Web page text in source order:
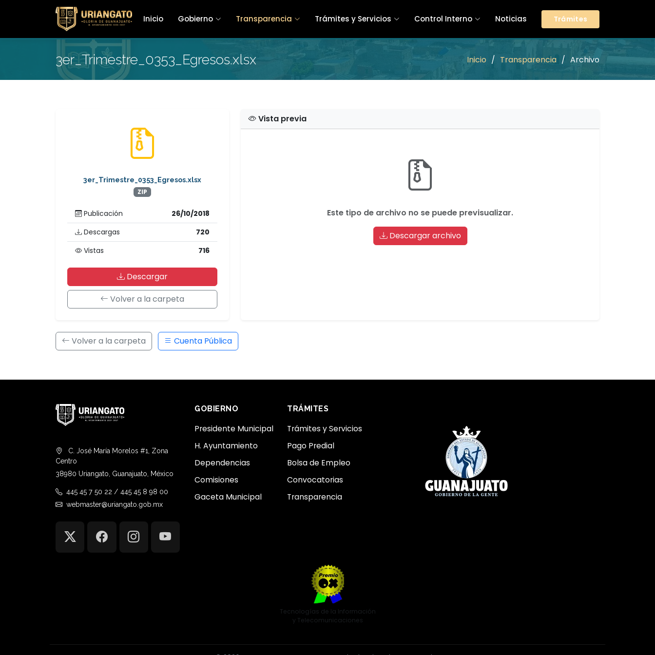
Inicio Gobierno Transparencia Trámites y Servicios Control Interno Noticias Trámites
3er_Trimestre_0353_Egresos.xlsx Inicio Transparencia Archivo
3er_Trimestre_0353_Egresos.xlsx
ZIP
Publicación
26/10/2018
Descargas
720
Vistas
716
Descargar
Volver a la carpeta
Vista previa
Este tipo de archivo no se puede previsualizar.
Descargar archivo
Volver a la carpeta Cuenta Pública
C. José María Morelos #1, Zona
Centro
38980 Uriangato, Guanajuato, México
445 45 7 50 22 / 445 45 8 98 00
webmaster@uriangato.gob.mx
GOBIERNO
Presidente Municipal
H. Ayuntamiento
Dependencias
Comisiones
Gaceta Municipal
TRÁMITES
Trámites y Servicios
Pago Predial
Bolsa de Empleo
Convocatorias
Transparencia
Tecnologías de la Información
y Telecomunicaciones